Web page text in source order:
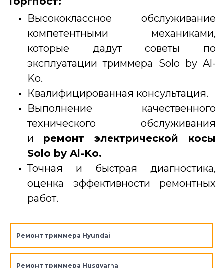
Высококлассное обслуживание
компетентными механиками,
которые дадут советы по
эксплуатации триммера Solo by Al-
Ko.
Квалифицированная консультация.
Выполнение качественного
технического обслуживания
и ремонт электрической косы
Solo by Al-Ko.
Точная и быстрая диагностика,
оценка эффективности ремонтных
работ.
Ремонт триммера Hyundai
Ремонт триммера Husqvarna